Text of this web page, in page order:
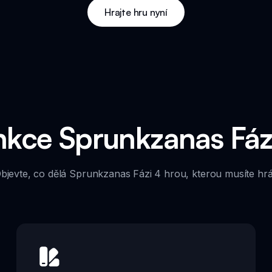
Hrajte hru nyní
Sprunkzanas
co dělá Sprunkzanas Fázi 4 hrou, kterou musíte